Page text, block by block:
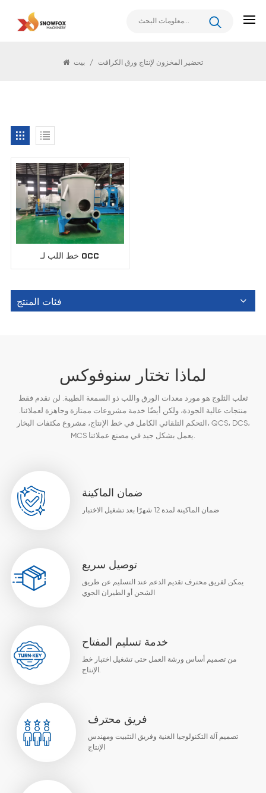
/ تحضير المخزون لإنتاج ورق الكرافت
خط اللب لـ OCC
فئات المنتج
لماذا تختار سنوفوكس
ثعلب الثلوج هو مورد معدات الورق واللب ذو السمعة الطيبة. لن نقدم فقط
منتجات عالية الجودة، ولكن أيضًا خدمة مشروعات ممتازة وجاهزة لعملائنا.
التحكم التلقائي الكامل في خط الإنتاج، مشروع مكثفات البخار، QCS، DCS،
MCS يعمل بشكل جيد في مصنع عملائنا.
ضمان الماكينة
ضمان الماكينة لمدة 12 شهرًا بعد تشغيل الاختبار
توصيل سريع
يمكن لفريق محترف تقديم الدعم عند التسليم عن طريق
الشحن أو الطيران الجوي
خدمة تسليم المفتاح
من تصميم أساس ورشة العمل حتى تشغيل اختبار خط
الإنتاج.
فريق محترف
تصميم آلة التكنولوجيا الغنية وفريق التثبيت ومهندس
الإنتاج